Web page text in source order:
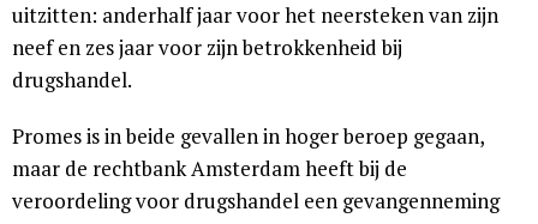
uitzitten: anderhalf jaar voor het neersteken van zijn
neef en zes jaar voor zijn betrokkenheid bij
drugshandel.
Promes is in beide gevallen in hoger beroep gegaan,
maar de rechtbank Amsterdam heeft bij de
veroordeling voor drugshandel een gevangenneming